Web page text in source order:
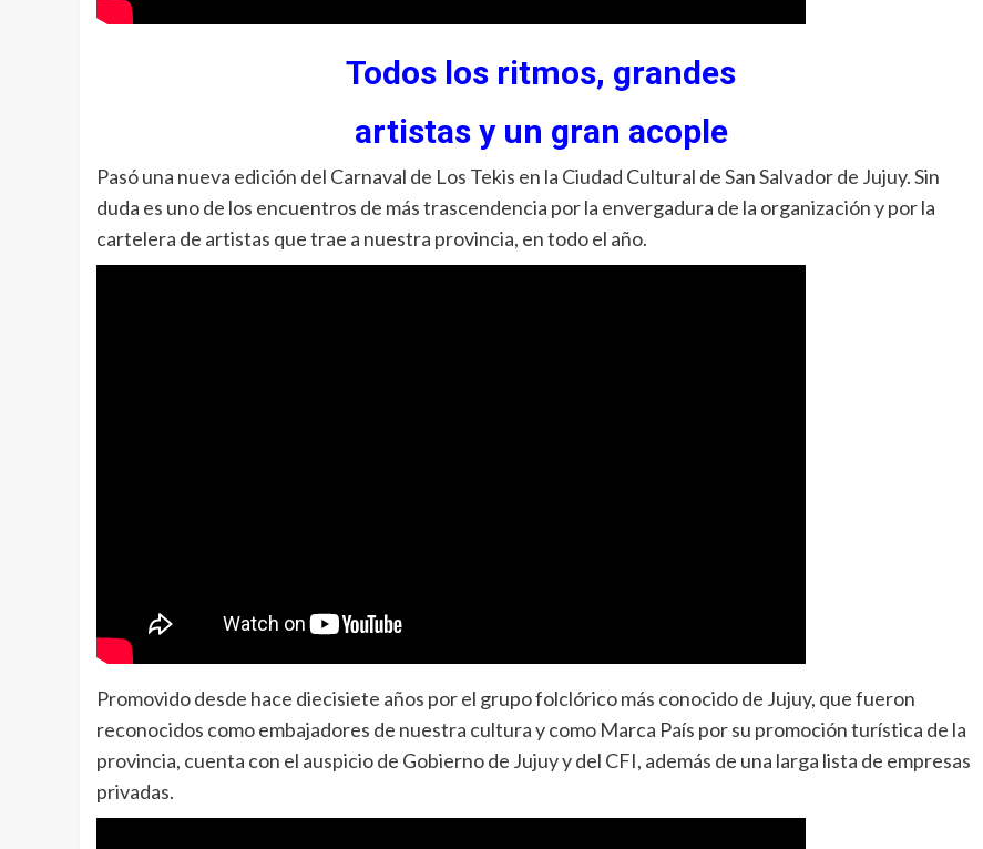
Todos los ritmos, grandes
artistas y un gran acople
Pasó una nueva edición del Carnaval de Los Tekis en la Ciudad Cultural de San Salvador de Jujuy. Sin
duda es uno de los encuentros de más trascendencia por la envergadura de la organización y por la
cartelera de artistas que trae a nuestra provincia, en todo el año.
Promovido desde hace diecisiete años por el grupo folclórico más conocido de Jujuy, que fueron
reconocidos como embajadores de nuestra cultura y como Marca País por su promoción turística de la
provincia, cuenta con el auspicio de Gobierno de Jujuy y del CFI, además de una larga lista de empresas
privadas.